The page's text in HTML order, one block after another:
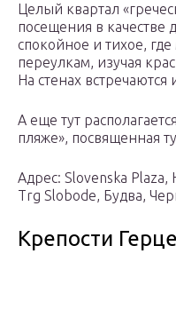
Целый квартал
посещения в качестве
спокойное и тихое,
переулкам, изучая
На стенах
А еще тут
пляже», посвященная
Адрес: Slovenska Plaza,
Trg Slobode, Будва,
Крепости